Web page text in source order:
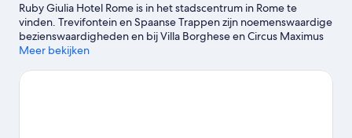
Ruby Giulia Hotel Rome is in het stadscentrum in Rome te
vinden. Trevifontein en Spaanse Trappen zijn noemenswaardige
bezienswaardigheden en bij Villa Borghese en Circus Maximus
kun je van het natuurschoon in de omgeving genieten. Wil je
genieten? Bekijk wat Stadio Olimpico of Auditorium Parco della
Meer bekijken